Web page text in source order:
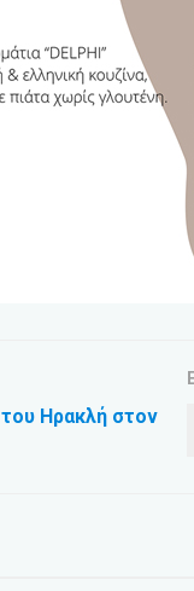
Ηρακλή στον